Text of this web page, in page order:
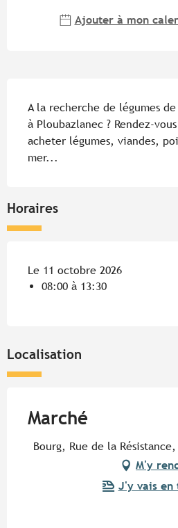
Ajouter à mon
A la recherche de légumes
à Ploubazlanec ? Rendez-
acheter légumes, viandes,
mer...
Horaires
Le 11 octobre 2026
08:00 à 13:30
Localisation
Marché
Bourg, Rue de la
M'y
J'y vais en